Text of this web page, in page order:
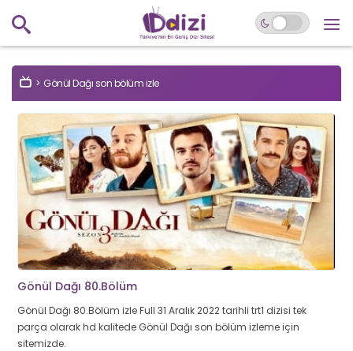
Gönül Dağı son bölüm izle
Gönül Dağı 80.Bölüm
Gönül Dağı 80.Bölüm izle Full 31 Aralık 2022 tarihli trt1 dizisi tek
parça olarak hd kalitede Gönül Dağı son bölüm izleme için
sitemizde.